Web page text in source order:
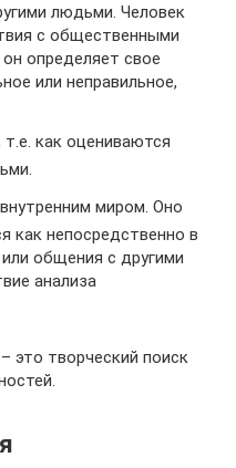
людьми. Человек
с общественными
определяет свое
или неправильное,
как оцениваются
миром. Оно
как непосредственно в
общения с другими
анализа
это творческий поиск